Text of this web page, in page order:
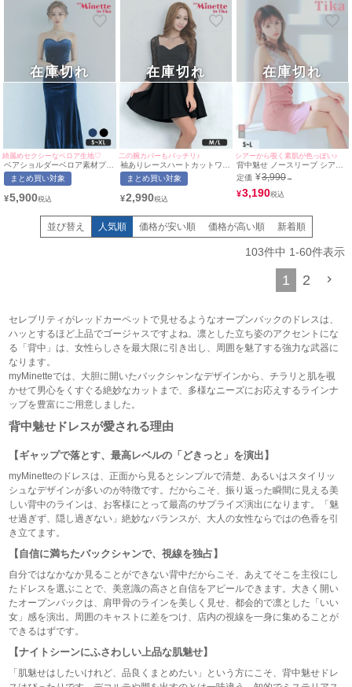
綺麗めセクシーなベロア生地♡
ベアショルダーベロア素材プチ
プラマーメイドロングドレス
(Sサイズ～XLサイズ)(せいせ
[myMinette/マイミネット]
まとめ買い対象
¥5,900
在庫切れ
二の腕カバーもバッチリ♪
袖ありレースハートカットワン
カラープチプラフレアミニドレ
ス (Mサイズ/Lサイズ)(なぎ/キ
イミネット]
まとめ買い対象
¥2,990
在庫切れ
シアーから覗く素肌が色っぽい♪
背中魅せ ノースリーブ シアー
刺繍 ビジュー バストジップ ス
トレッチ タイトミニドレス (S
サイズ～Lサイズ) (聖菜/キャバ
ドレス着用) [Tika/ティカ]
定価 ¥3,990→
¥3,190
在庫切れ
並び替え 人気順 価格が安い順 価格が高い順 新着順
103件中 1-60件表示
1 2
セレブリティがレッドカーペットで見せるようなオープンバックのドレスは、
ハッとするほど上品でゴージャスですよね。凛とした立ち姿のアクセントにな
る「背中」は、女性らしさを最大限に引き出し、周囲を魅了する強力な武器に
なります。
myMinetteでは、大胆に開いたバックシャンなデザインから、チラリと肌を覗
かせて男心をくすぐる絶妙なカットまで、多様なニーズにお応えするラインナ
ップを豊富にご用意しました。
背中魅せドレスが愛される理由
【ギャップで落とす、最高レベルの「どきっと」を演出】
myMinetteのドレスは、正面から見るとシンプルで清楚、あるいはスタイリッ
シュなデザインが多いのが特徴です。だからこそ、振り返った瞬間に見える美
しい背中のラインは、お客様にとって最高のサプライズ演出になります。「魅
せ過ぎず、隠し過ぎない」絶妙なバランスが、大人の女性ならではの色香を引
き立てます。
【自信に満ちたバックシャンで、視線を独占】
自分ではなかなか見ることができない背中だからこそ、あえてそこを主役にし
たドレスを選ぶことで、美意識の高さと自信をアピールできます。大きく開い
たオープンバックは、肩甲骨のラインを美しく見せ、都会的で凛とした「いい
女」感を演出。周囲のキャストに差をつけ、店内の視線を一身に集めることが
できるはずです。
【ナイトシーンにふさわしい上品な肌魅せ】
「肌魅せはしたいけれど、品良くまとめたい」という方にこそ、背中魅せドレ